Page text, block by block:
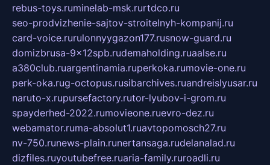
rebus-toys.ruminelab-msk.rurtdco.ru
seo-prodvizhenie-sajtov-stroitelnyh-kompanij.ru
card-voice.rurulonnyygazon177.rusnow-guard.ru
domizbrusa-9x12spb.rudemaholding.ruaalse.ru
a380club.ruargentinamia.ruperkoka.rumovie-one.ru
perk-oka.rug-octopus.rusibarchives.ruandreislyusar.ru
naruto-x.rupursefactory.rutor-lyubov-i-grom.ru
spayderhed-2022.rumovieone.ruevro-dez.ru
webamator.ruma-absolut1.ruavtopomosch27.ru
nv-750.runews-plain.runertansaga.rudelanalad.ru
dizfiles.ruyoutubefree.ruaria-family.ruroadli.ru